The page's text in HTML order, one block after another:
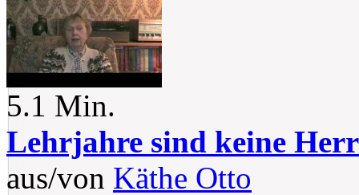
5.1 Min.
Lehrjahre sind keine
aus/von Käthe Otto